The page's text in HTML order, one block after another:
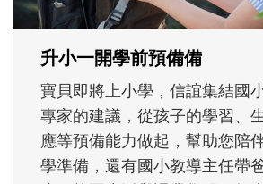
正嘗試用不同的模樣，參與孩